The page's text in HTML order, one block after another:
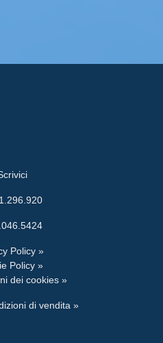
Policy »
Policy »
dei cookies »
di vendita »